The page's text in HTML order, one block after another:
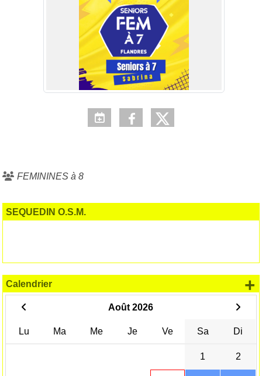
FEMININES à 8
SEQUEDIN O.S.M.
Calendrier
Août 2026
Lu Ma Me Je Ve Sa Di
1 2
+